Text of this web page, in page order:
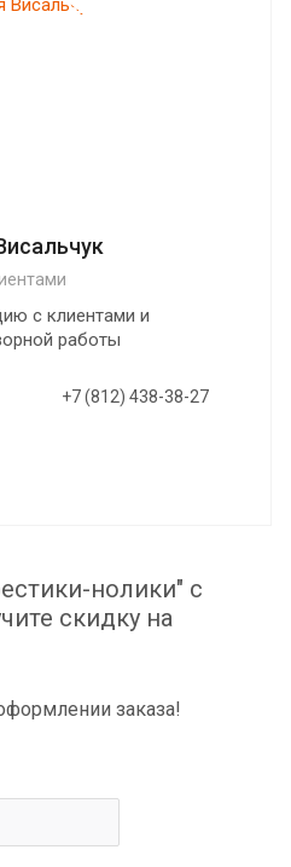
с клиентами и
работы
+7 (812) 438-38-27
нолики" с
скидку на
заказа!